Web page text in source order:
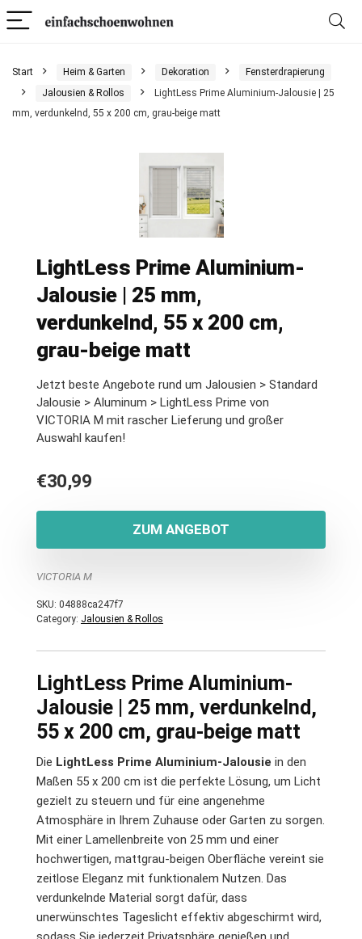
Start Heim & Garten Dekoration
Fensterdrapierung
Jalousien & Rollos
LightLess Prime Aluminium-Jalousie | 25
mm, verdunkelnd, 55 x 200 cm, grau-beige matt
LightLess Prime Aluminium-
Jalousie | 25 mm,
verdunkelnd, 55 x 200 cm,
grau-beige matt
Jetzt beste Angebote rund um Jalousien > Standard
Jalousie > Aluminum > LightLess Prime von
VICTORIA M mit rascher Lieferung und großer
Auswahl kaufen!
€30,99
ZUM ANGEBOT
VICTORIA M
SKU: 04888ca247f7
Category: Jalousien & Rollos
LightLess Prime Aluminium-
Jalousie | 25 mm, verdunkelnd,
55 x 200 cm, grau-beige matt
Die LightLess Prime Aluminium-Jalousie in den
Maßen 55 x 200 cm ist die perfekte Lösung, um Licht
gezielt zu steuern und für eine angenehme
Atmosphäre in Ihrem Zuhause oder Garten zu sorgen.
Mit einer Lamellenbreite von 25 mm und einer
hochwertigen, mattgrau-beigen Oberfläche vereint sie
zeitlose Eleganz mit funktionalem Nutzen. Das
verdunkelnde Material sorgt dafür, dass
unerwünschtes Tageslicht effektiv abgeschirmt wird,